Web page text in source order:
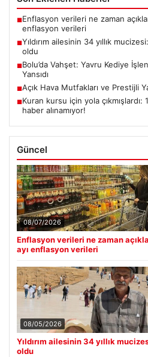
■Enflasyon verileri ne zaman
enflasyon verileri
■Yıldırım ailesinin 34 yıllık
oldu
■Bolu’da Vahşet: Yavru Kediye
Yansıdı
■Açık Hava Mutfakları ve Prestijli
■Kuran kursu için yola
haber alınamıyor!
Güncel
08/07/2026
Enflasyon verileri ne zaman
ayı enflasyon verileri
08/05/2026
Yıldırım ailesinin 34 yıllık
oldu